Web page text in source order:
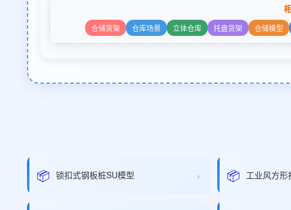
仓储货架 仓库场景 立体仓库 托盘货架 仓储模型
📦 锁扣式钢板桩SU模型 › 📦 工业风方形